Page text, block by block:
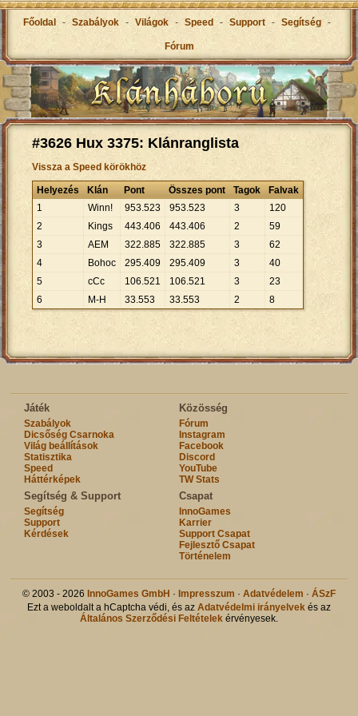
Főoldal - Szabályok - Világok - Speed - Support - Segítség -
Fórum
#3626 Hux 3375: Klánranglista
Vissza a Speed körökhöz
Helyezés Klán Pont Összes pont Tagok
Falvak
1
Winn! 953.523 953.523 3
120
2
Kings 443.406 443.406 2
59
3
AEM 322.885 322.885 3
62
4
Bohoc 295.409 295.409 3
40
5
cCc 106.521 106.521 3
23
6
M-H 33.553 33.553 2 8
Játék
Szabályok
Dicsőség Csarnoka
Világ beállítások
Statisztika
Speed
Háttérképek
Közösség
Fórum
Instagram
Facebook
Discord
YouTube
TW Stats
Segítség & Support
Segítség
Support
Kérdések
Csapat
InnoGames
Karrier
Support Csapat
Fejlesztő Csapat
Történelem
© 2003 - 2026 InnoGames GmbH · Impresszum · Adatvédelem · ÁSzF
Ezt a weboldalt a hCaptcha védi, és az Adatvédelmi irányelvekés az
Általános Szerződési Feltételekérvényesek.